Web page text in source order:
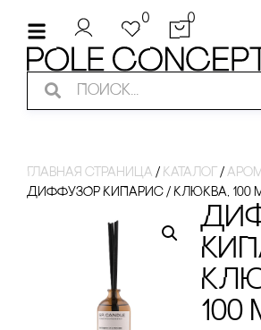
0 0
Главная страница / Каталог /
ДИФФУЗОР КИПАРИс / КЛЮКВА, 100
100